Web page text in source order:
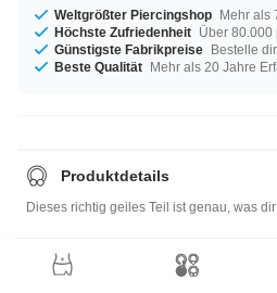
Weltgrößter Piercingshop Mehr als
Höchste Zufriedenheit Über 80.000
Günstigste Fabrikpreise Bestelle
Beste Qualität Mehr als 20 Jahre
Produktdetails
Dieses richtig geiles Teil ist genau, was
Größentabelle